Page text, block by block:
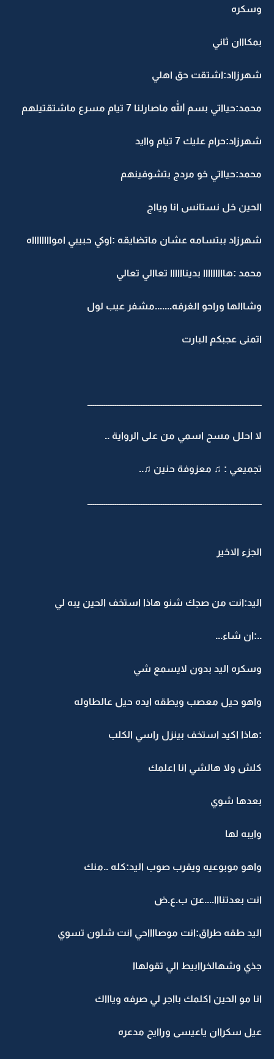
وسكره
بمكااان ثاني
شهرزااد:اشتقت حق اهلي
محمد:حيااتي بسم الله ماصارلنا 7 تيام مسرع ماشتقتيلهم
شهرزاد:حرام عليك 7 تيام واايد
محمد:حيااتي خو مردج بتشوفينهم
الحين خل نستانس انا ويااج
شهرزاد ببتسامه عشان ماتضايقه :اوكي حبيبي اموااااااااه
محمد :هااااااااا بديناااااا تعاالي تعالي
وشاالها وراحو الغرفه.......مشفر عيب لول
اتمنى عجبكم البارت
ـــــــــــــــــــــــــــــــــــــــــــــــــــــــــــــــــــــــــــــــــــــــــــــــ
لا احلل مسح اسمي من على الرواية ..
تجميعي : ♫ معزوفة حنين ♫..
ـــــــــــــــــــــــــــــــــــــــــــــــــــــــــــــــــــــــــــــــــــــــــــــــ
الجزء الاخير
اليد:انت من صجك شنو هاذا استخف الحين يبه لي
..:ان شاء...
وسكره اليد بدون لايسمع شي
واهو حيل معصب ويطقه ايده حيل عالطاوله
:هاذا اكيد استخف بينزل راسي الكلب
كلش ولا هالشي انا اعلمك
بعدها شوي
وايبه لها
واهو موبوعيه ويقرب صوب اليد:كله ..منك
انت بعدتنااا....عن ب.ع.ض
اليد طقه طراق:انت موصااااحي انت شلون تسوي
جذي وشهالخراابيط الي تقولهاا
انا مو الحين اكلمك بااجر لي صرفه وياااك
عيل سكراان ياعيسى وراايح مدعره